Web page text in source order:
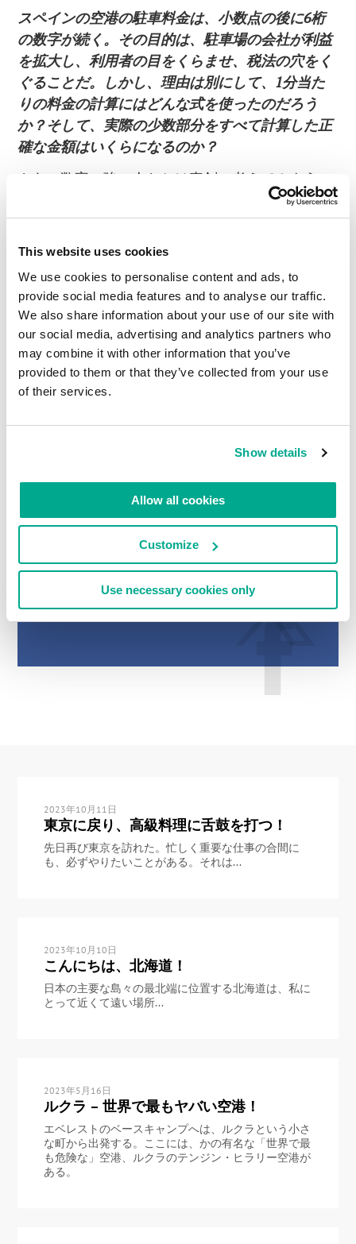
This website uses cookies
We use cookies to personalise content and ads, to
provide social media features and to analyse our traffic.
We also share information about your use of our site with
our social media, advertising and analytics partners who
may combine it with other information that you’ve
provided to them or that they’ve collected from your use
of their services.
Show details
Allow all cookies
Customize
Use necessary cookies only
スペインの空港の駐車料金は、小数点の後に6桁
の数字が続く。その目的は、駐車場の会社が利益
を拡大し、利用者の目をくらませ、税法の穴をく
ぐることだ。しかし、理由は別にして、 1分当た
りの料金の計算にはどんな式を使ったのだろう
か？そして、実際の少数部分をすべて計算した正
確な金額はいくらになるのか？
さあ、数字に強い人たちは真剣に考えてみよう。
コメントを読む 0
2023年10月11日
東京に戻り、高級料理に舌鼓を打つ！
先日再び東京を訪れた。忙しく重要な仕事の合間に
も、必ずやりたいことがある。それは...
2023年10月10日
こんにちは、北海道！
日本の主要な島々の最北端に位置する北海道は、私に
とって近くて遠い場所...
2023年5月16日
ルクラ – 世界で最もヤバい空港！
エベレストのベースキャンプへは、ルクラという小さ
な町から出発する。ここには、かの有名な「世界で最
も危険な」空港、ルクラのテンジン・ヒラリー空港が
ある。